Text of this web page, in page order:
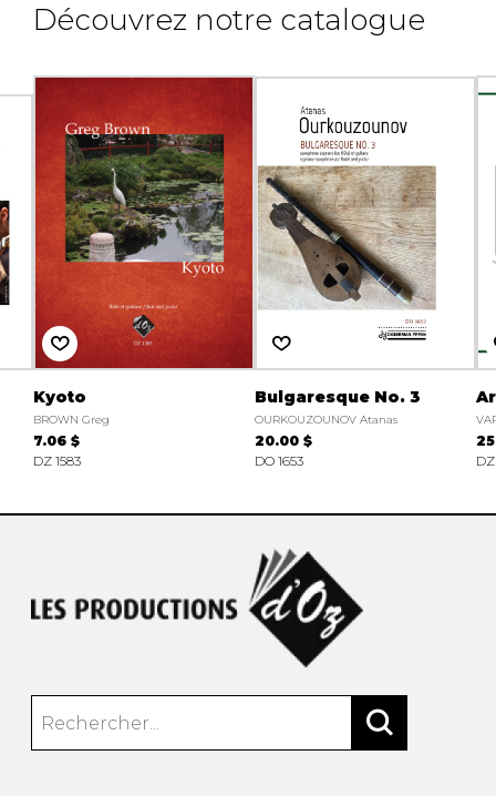
Découvrez notre catalogue
Kyoto
BROWN Greg
7.06 $
DZ 1583
Bulgaresque No. 3
OURKOUZOUNOV Atanas
20.00 $
DO 1653
DZ